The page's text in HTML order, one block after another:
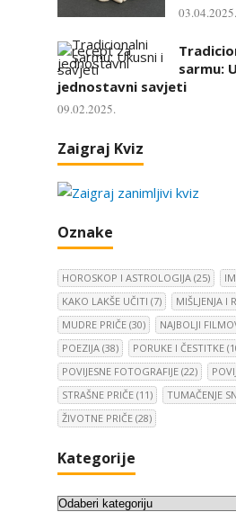
03.04.2025.
sarmu:
jednostavni savjeti
09.02.2025.
Zaigraj Kviz
Oznake
HOROSKOP I ASTROLOGIJA (25)
KAKO LAKŠE UČITI (7) MIŠLJENJA I
MUDRE PRIČE (30) NAJBOLJI
POEZIJA (38) PORUKE I ČESTITKE
POVIJESNE FOTOGRAFIJE (22)
STRAŠNE PRIČE (11) TUMAČENJE
ŽIVOTNE PRIČE (28)
Kategorije
K